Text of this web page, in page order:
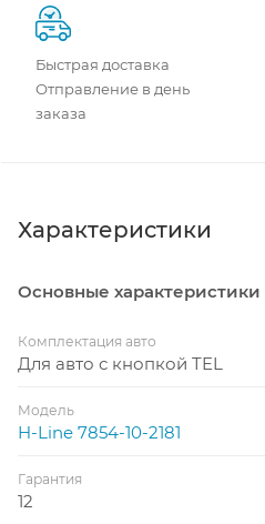
Быстрая доставка
Отправление в день
заказа
Характеристики
Основные характеристики
Комплектация авто
Для авто с кнопкой TEL
Модель
H-Line 7854-10-2181
Гарантия
12